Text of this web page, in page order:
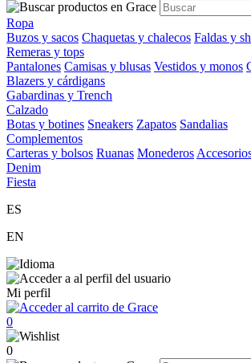
Ropa
Buzos y sacos Chaquetas y chalecos Faldas y
Remeras y tops
Pantalones Camisas y blusas Vestidos y monos
Blazers y cárdigans
Gabardinas y Trench
Calzado
Botas y botines Sneakers Zapatos Sandalias
Complementos
Carteras y bolsos Ruanas Monederos
Denim
Fiesta
ES
EN
Mi perfil
0
0